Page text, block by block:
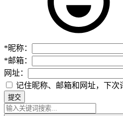
*昵称：
*邮箱：
网址：
记住昵称、邮箱和网址，下次
提交